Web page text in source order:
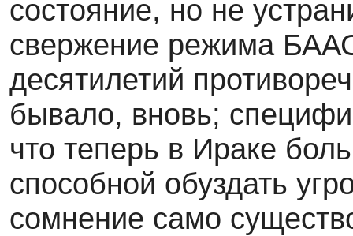
состояние, но не
свержение режима
десятилетий
бывало, вновь;
что теперь в Ираке
способной обуздать
сомнение само